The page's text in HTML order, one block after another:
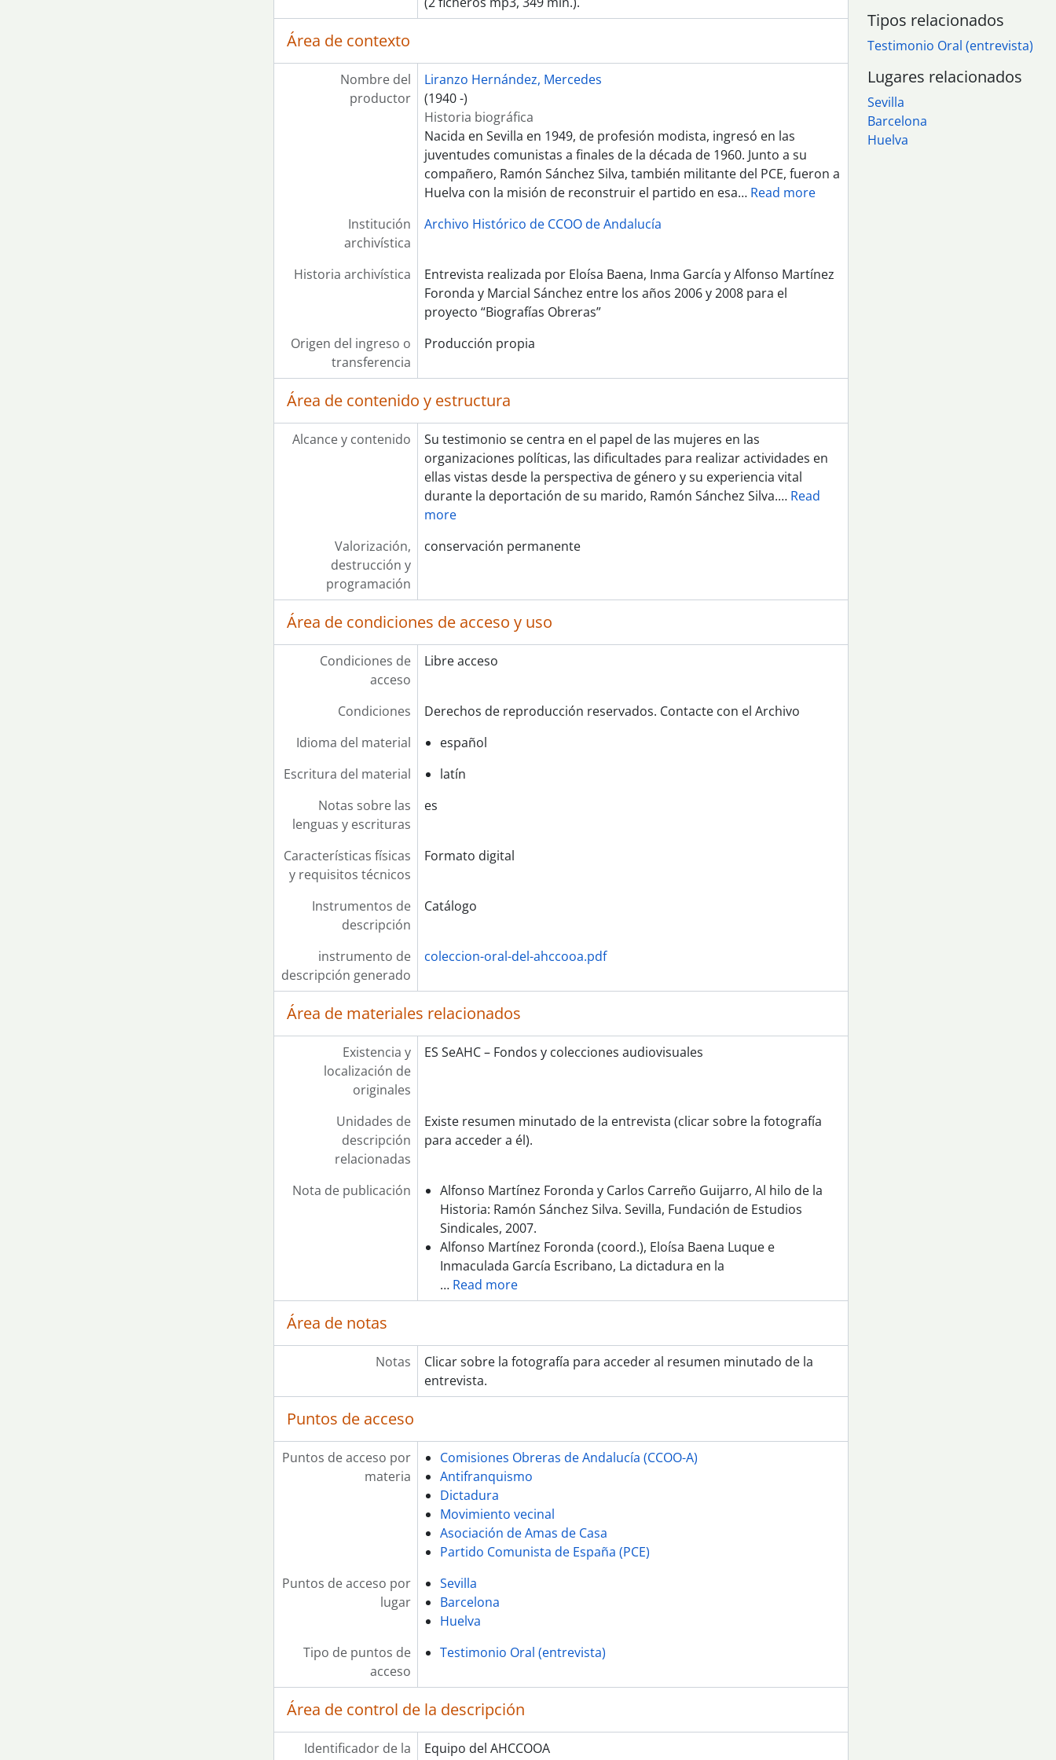
Área de contexto
Nombre del
productor
Liranzo Hernández, Mercedes
(1940 -)
Historia biográfica
Nacida en Sevilla en 1949, de profesión modista, ingresó en las
juventudes comunistas a finales de la década de 1960. Junto a su
compañero, Ramón Sánchez Silva, también militante del PCE, fueron a
Huelva con la misión de reconstruir el partido en esa… Read more
Institución
archivística
Archivo Histórico de CCOO de Andalucía
Historia archivística
Entrevista realizada por Eloísa Baena, Inma García y Alfonso Martínez
Foronda y Marcial Sánchez entre los años 2006 y 2008 para el
proyecto “Biografías Obreras”
Origen del ingreso o
transferencia
Producción propia
Área de contenido y estructura
Alcance y contenido
Su testimonio se centra en el papel de las mujeres en las
organizaciones políticas, las dificultades para realizar actividades en
ellas vistas desde la perspectiva de género y su experiencia vital
durante la deportación de su marido, Ramón Sánchez Silva.… Read
more
Valorización,
destrucción y
programación
conservación permanente
Área de condiciones de acceso y uso
Condiciones de
acceso
Libre acceso
Condiciones
Derechos de reproducción reservados. Contacte con el Archivo
Idioma del material
español
Escritura del material
latín
Notas sobre las
lenguas y escrituras
es
Características físicas
y requisitos técnicos
Formato digital
Instrumentos de
descripción
Catálogo
instrumento de
descripción generado
coleccion-oral-del-ahccooa.pdf
Área de materiales relacionados
Existencia y
localización de
originales
ES SeAHC – Fondos y colecciones audiovisuales
Unidades de
descripción
relacionadas
Existe resumen minutado de la entrevista (clicar sobre la fotografía
para acceder a él).
Nota de publicación
Alfonso Martínez Foronda y Carlos Carreño Guijarro, Al hilo de la
Historia: Ramón Sánchez Silva. Sevilla, Fundación de Estudios
Sindicales, 2007.
Alfonso Martínez Foronda (coord.), Eloísa Baena Luque e
Inmaculada García Escribano, La dictadura en la
… Read more
Área de notas
Notas
Clicar sobre la fotografía para acceder al resumen minutado de la
entrevista.
Puntos de acceso
Puntos de acceso por
materia
Comisiones Obreras de Andalucía (CCOO-A)
Antifranquismo
Dictadura
Movimiento vecinal
Asociación de Amas de Casa
Partido Comunista de España (PCE)
Puntos de acceso por
lugar
Sevilla
Barcelona
Huelva
Tipo de puntos de
acceso
Testimonio Oral (entrevista)
Área de control de la descripción
Identificador de la
Equipo del AHCCOOA
Tipos relacionados
Testimonio Oral (entrevista)
Lugares relacionados
Sevilla
Barcelona
Huelva